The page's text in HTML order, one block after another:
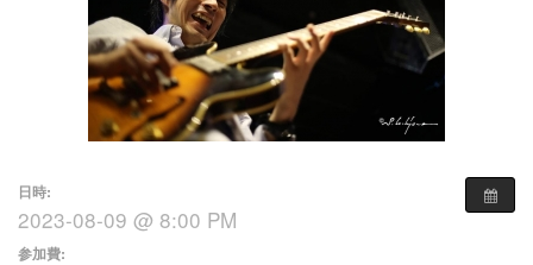
日時:
2023-08-09 @ 8:00 PM
参加費: